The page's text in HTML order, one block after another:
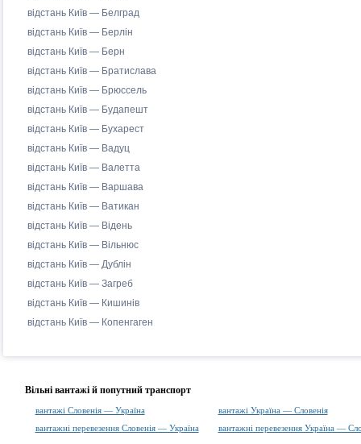
відстань Київ — Белград
відстань Київ — Берлін
відстань Київ — Берн
відстань Київ — Братислава
відстань Київ — Брюссель
відстань Київ — Будапешт
відстань Київ — Бухарест
відстань Київ — Вадуц
відстань Київ — Валетта
відстань Київ — Варшава
відстань Київ — Ватикан
відстань Київ — Відень
відстань Київ — Вільнюс
відстань Київ — Дублін
відстань Київ — Загреб
відстань Київ — Кишинів
відстань Київ — Копенгаген
Вільні вантажі й попутний транспорт
вантажі Словенія — Україна
вантажі Україна — Словенія
вантажні перевезення Словенія — Україна
вантажні перевезення Україна —